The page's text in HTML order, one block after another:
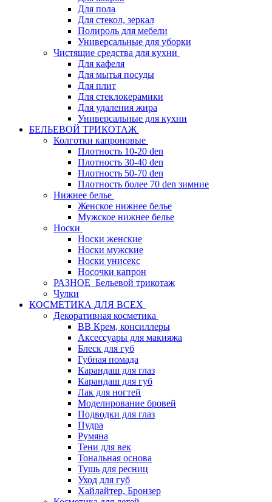
Для пола
Для стекол, зеркал
Полироль для мебели
Универсальные для уборки
Чистящие средства для кухни
Для кафеля
Для мытья посуды
Для плит
Для стеклокерамики
Для удаления жира
Универсальные для кухни
БЕЛЬЕВОЙ ТРИКОТАЖ
Колготки капроновые
Плотность 10-20 den
Плотность 30-40 den
Плотность 50-70 den
Плотность более 70 den зимние
Нижнее белье
Женское нижнее белье
Мужское нижнее белье
Носки
Носки женские
Носки мужские
Носки унисекс
Носочки капрон
РАЗНОЕ_Бельевой трикотаж
Чулки
КОСМЕТИКА ДЛЯ ВСЕХ
Декоративная косметика
BB Крем, консиллеры
Аксессуары для макияжа
Блеск для губ
Губная помада
Карандаш для глаз
Карандаш для губ
Лак для ногтей
Моделирование бровей
Подводки для глаз
Пудра
Румяна
Тени для век
Тональная основа
Тушь для ресниц
Уход для губ
Хайлайтер, Бронзер